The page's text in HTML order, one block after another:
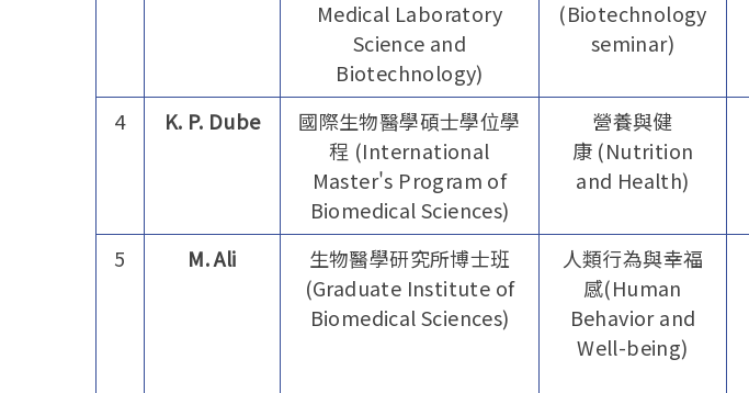
Medical Laboratory
Science and
Biotechnology)
(Biotechnology
seminar)
4 K. P. Dube
國際生物醫學碩士學位學
程 (International
Master's Program of
Biomedical Sciences)
營養與健
康 (Nutrition
and Health)
5 M. Ali
生物醫學研究所博士班
(Graduate Institute of
Biomedical Sciences)
人類行為與幸福
感(Human
Behavior and
Well-being)